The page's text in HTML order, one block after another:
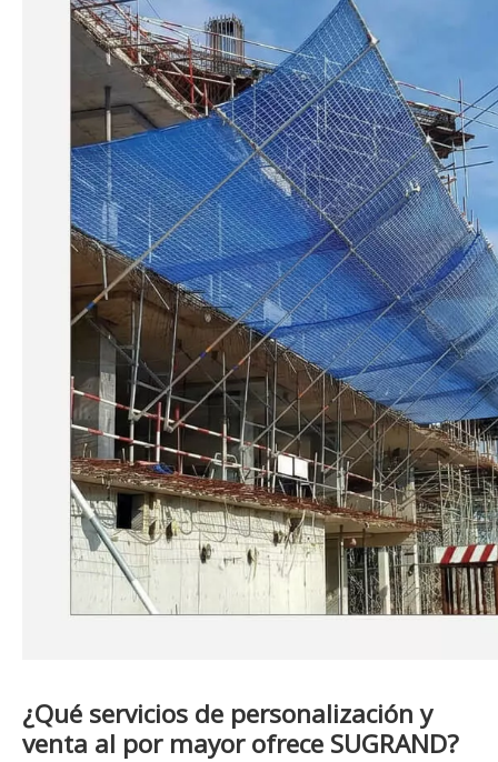
¿Qué servicios de personalización y
venta al por mayor ofrece SUGRAND?